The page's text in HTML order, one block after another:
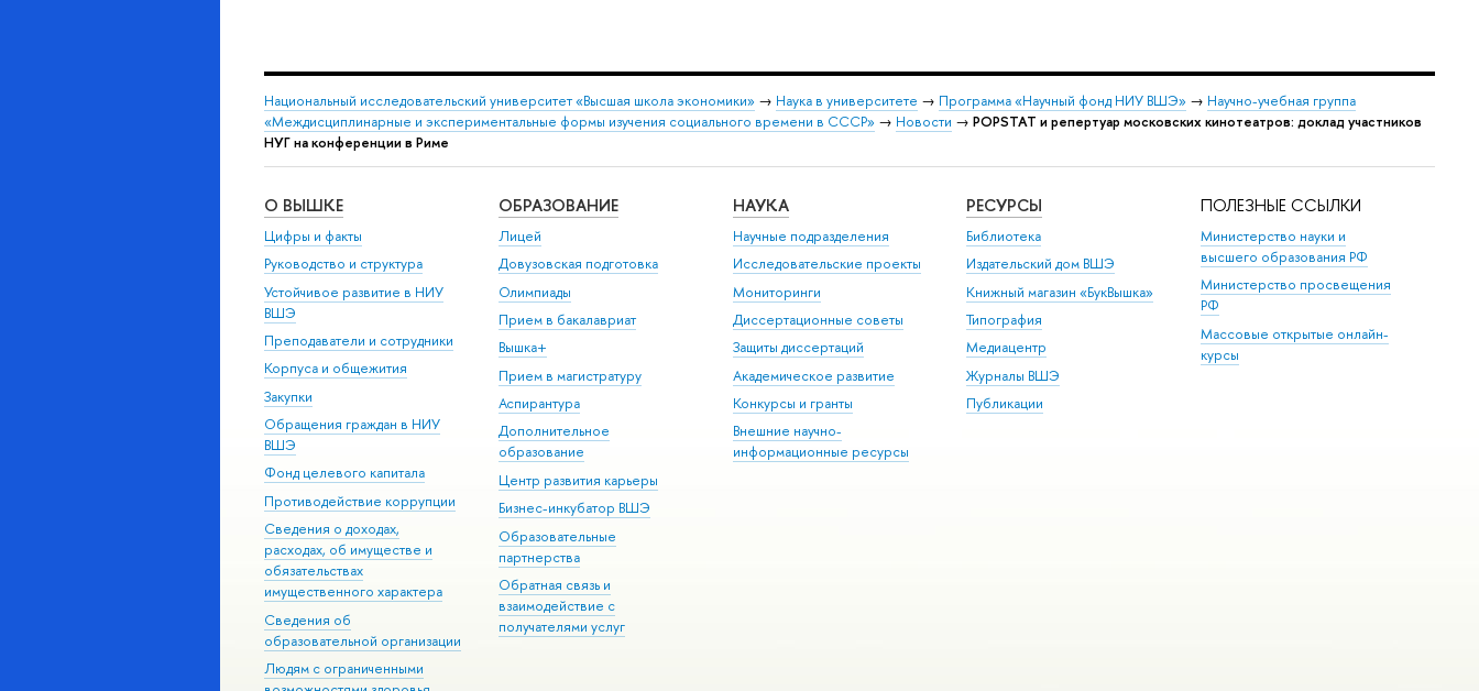
Национальный исследовательский университет «Высшая школа экономики» → Наука в университете → Программа «Научный фонд НИУ ВШЭ» → Научно-учебная группа
«Междисциплинарные и экспериментальные формы изучения социального времени в СССР» → Новости → POPSTAT и репертуар московских кинотеатров: доклад участников
НУГ на конференции в Риме
О ВЫШКЕ
Цифры и факты
Руководство и структура
Устойчивое развитие в НИУ
ВШЭ
Преподаватели и сотрудники
Корпуса и общежития
Закупки
Обращения граждан в НИУ
ВШЭ
Фонд целевого капитала
Противодействие коррупции
Сведения о доходах,
расходах, об имуществе и
обязательствах
имущественного характера
Сведения об
образовательной организации
Людям с ограниченными
ОБРАЗОВАНИЕ
Лицей
Довузовская подготовка
Олимпиады
Прием в бакалавриат
Вышка+
Прием в магистратуру
Аспирантура
Дополнительное
образование
Центр развития карьеры
Бизнес-инкубатор ВШЭ
Образовательные
партнерства
Обратная связь и
взаимодействие с
получателями услуг
НАУКА
Научные подразделения
Исследовательские проекты
Мониторинги
Диссертационные советы
Защиты диссертаций
Академическое развитие
Конкурсы и гранты
Внешние научно-
информационные ресурсы
РЕСУРСЫ
Библиотека
Издательский дом ВШЭ
Книжный магазин «БукВышка»
Типография
Медиацентр
Журналы ВШЭ
Публикации
ПОЛЕЗНЫЕ ССЫЛКИ
Министерство науки и
высшего образования РФ
Министерство просвещения
РФ
Массовые открытые онлайн-
курсы